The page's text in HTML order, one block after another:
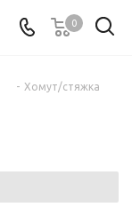
0
- Хомут/стяжка